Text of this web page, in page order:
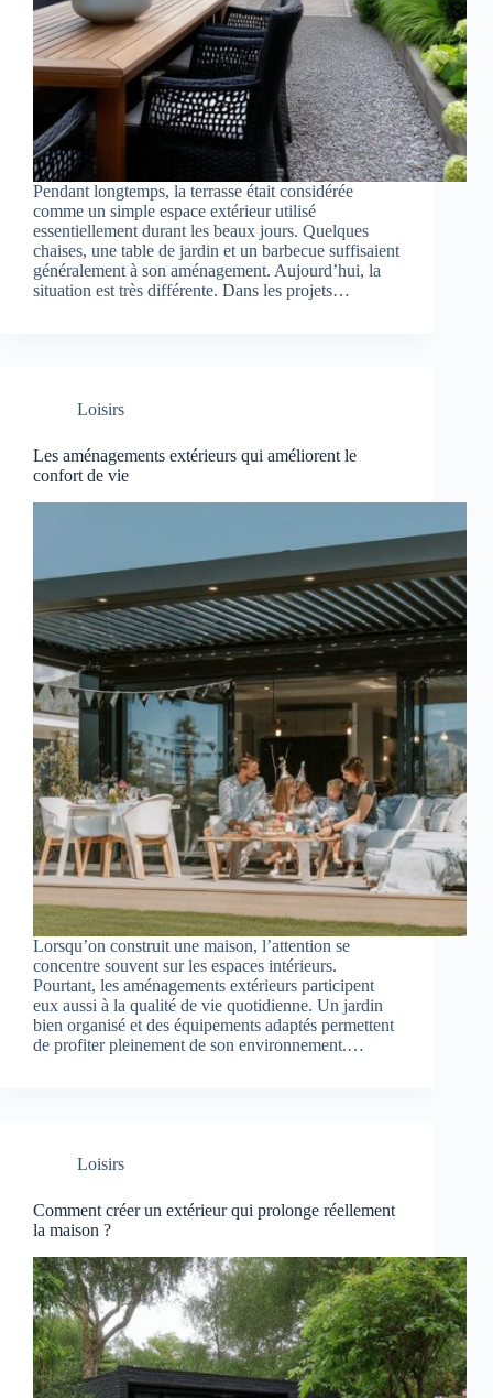
Pendant longtemps, la terrasse était considérée
comme un simple espace extérieur utilisé
essentiellement durant les beaux jours. Quelques
chaises, une table de jardin et un barbecue suffisaient
généralement à son aménagement. Aujourd’hui, la
situation est très différente. Dans les projets…
Loisirs
Les aménagements extérieurs qui améliorent le
confort de vie
Lorsqu’on construit une maison, l’attention se
concentre souvent sur les espaces intérieurs.
Pourtant, les aménagements extérieurs participent
eux aussi à la qualité de vie quotidienne. Un jardin
bien organisé et des équipements adaptés permettent
de profiter pleinement de son environnement.…
Loisirs
Comment créer un extérieur qui prolonge réellement
la maison ?